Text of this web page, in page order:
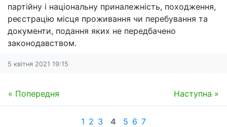
партійну і національну приналежність, походження,
реєстрацію місця проживання чи перебування та
документи, подання яких не передбачено
законодавством.
5 квітня 2021 19:15
« Попередня Наступна »
1 2 3 4 5 6 7